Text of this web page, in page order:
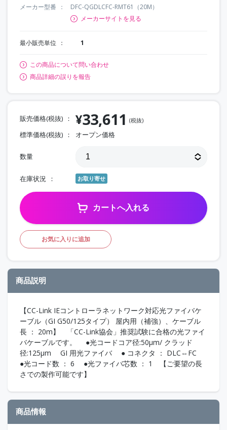
メーカー型番
DFC-QGDLCFC-RMT61（20M）
メーカーサイトを見る
最小販売単位 1
この商品について問い合わせ
商品詳細の誤りを報告
販売価格(税抜) ¥33,611 (税抜)
標準価格(税抜) オープン価格
数量
在庫状況 お取り寄せ
カートへ入れる
お気に入りに追加
商品説明
【CC-Link IEコントローラネットワーク対応光ファイバケ
ーブル（GI G50/125タイプ） 屋内用（補強）、ケーブル
長 ： 20m】 「CC-Link協会」推奨試験に合格の光ファイ
バケーブルです。 ●光コードコア径:50μm/ クラッド
径:125μm GI 用光ファイバ ● コネクタ ： DLC⇔FC
●光コード数 ： 6 ●光ファイバ芯数 ： 1 【ご要望の長
さでの製作可能です】
商品情報